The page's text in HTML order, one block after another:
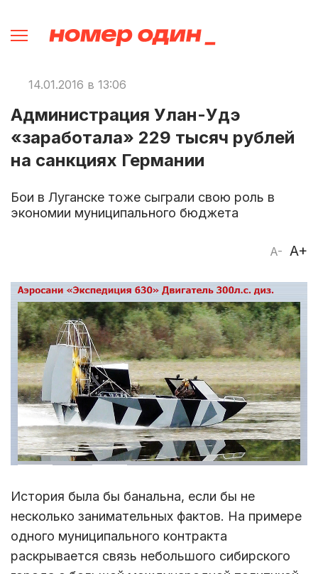
14.01.2016 в 13:06
Администрация Улан-Удэ
«заработала» 229 тысяч рублей
на санкциях Германии
Бои в Луганске тоже сыграли свою роль в
экономии муниципального бюджета
A- A+
История была бы банальна, если бы не
несколько занимательных фактов. На примере
одного муниципального контракта
раскрывается связь небольшого сибирского